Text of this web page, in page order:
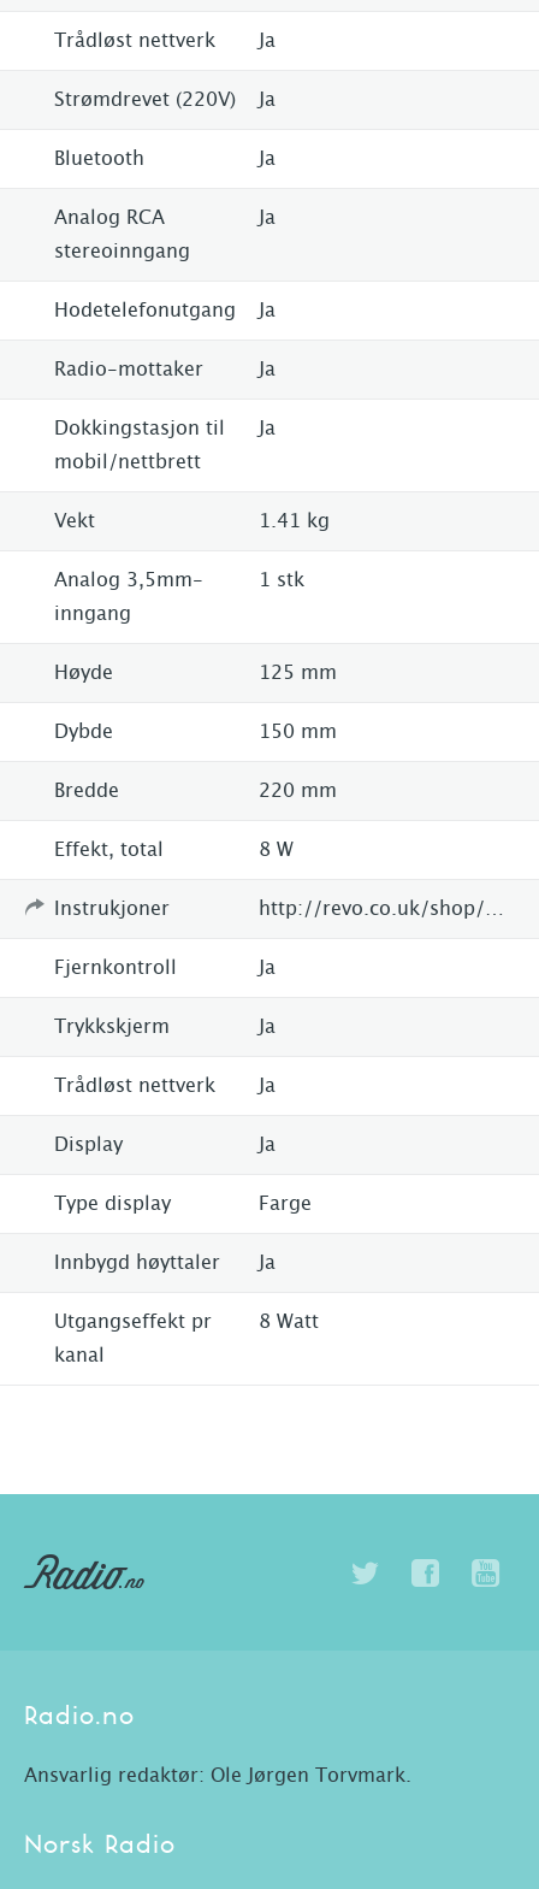
Trådløst nettverk Ja
Strømdrevet (220V) Ja
Bluetooth Ja
Analog RCA
stereoinngang
Ja
Hodetelefonutgang Ja
Radio-mottaker Ja
Dokkingstasjon til
mobil/nettbrett
Ja
Vekt 1.41 kg
Analog 3,5mm-
inngang
1 stk
Høyde 125 mm
Dybde 150 mm
Bredde 220 mm
Effekt, total 8 W
Instrukjoner
Fjernkontroll Ja
Trykkskjerm Ja
Trådløst nettverk Ja
Display Ja
Type display Farge
Innbygd høyttaler Ja
Utgangseffekt pr
kanal
8 Watt
Radio.no
Ansvarlig redaktør: Ole Jørgen Torvmark.
Norsk Radio